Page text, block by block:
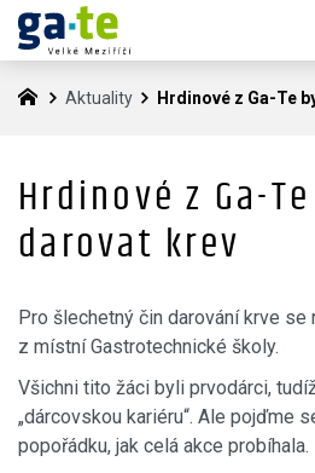
Aktuality Hrdinové z Ga-Te
Hrdinové z Ga-
darovat krev
Pro šlechetný čin darování krve
z místní Gastrotechnické školy.
Všichni tito žáci byli prvodárci,
„dárcovskou kariéru“. Ale pojďme
popořádku, jak celá akce probíhala.